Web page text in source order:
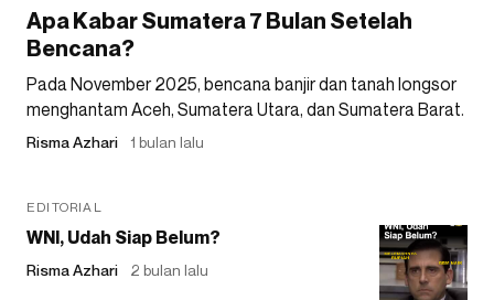
Apa Kabar Sumatera 7 Bulan Setelah
Bencana?
Pada November 2025, bencana banjir dan tanah longsor
menghantam Aceh, Sumatera Utara, dan Sumatera Barat.
Risma Azhari 1 bulan lalu
EDITORIAL
WNI, Udah Siap Belum?
Risma Azhari 2 bulan lalu